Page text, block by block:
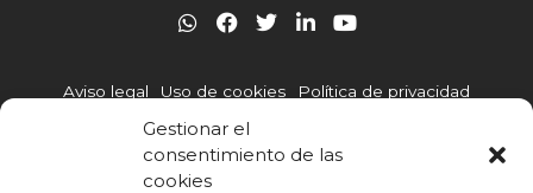
Gestionar el
consentimiento de las
cookies
W
h
s
a
p
p
F
a
b
o
o
k
T
w
t
L
i
e
n
Y
o
u
Aviso legal Uso de cookies Política de privacidad
Política de gestión integrada Canal de denuncias